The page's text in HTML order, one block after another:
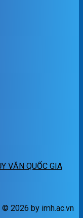
VĂN QUỐC GIA
© 2026 by imh.ac.vn